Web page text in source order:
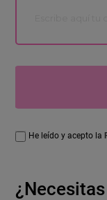
He leído y acepto la